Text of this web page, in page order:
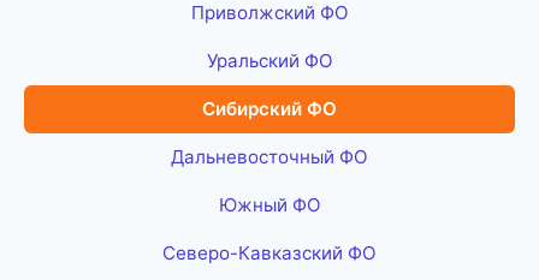
Приволжский ФО
Уральский ФО
Сибирский ФО
Дальневосточный ФО
Южный ФО
Северо-Кавказский ФО